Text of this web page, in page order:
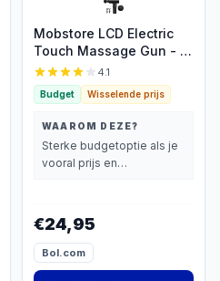
Mobstore LCD Electric
Touch Massage Gun - 6
standen, 4 kopstukken
4.1
Budget Wisselende prijs
WAAROM DEZE?
Sterke budgetoptie als je
vooral prijs en
€24,95
Bol.com